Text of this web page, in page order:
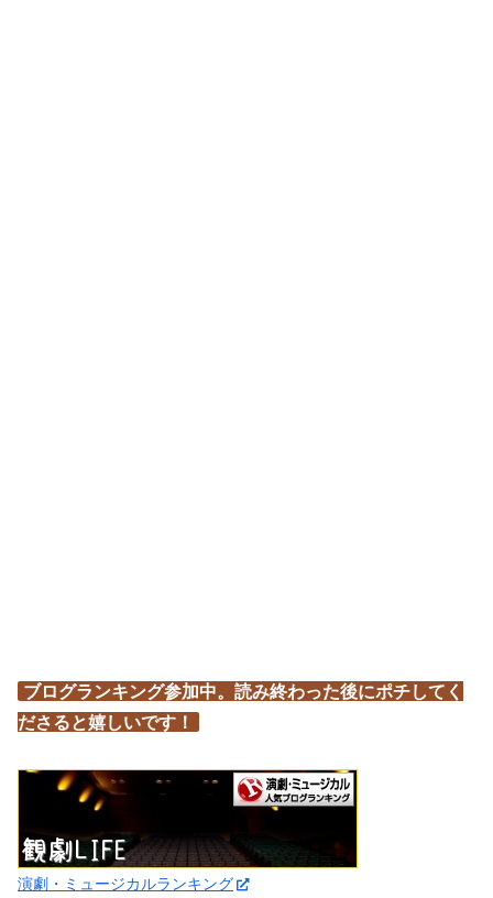
ブログランキング参加中。読み終わった後にポチしてく
ださると嬉しいです！
演劇・ミュージカルランキング